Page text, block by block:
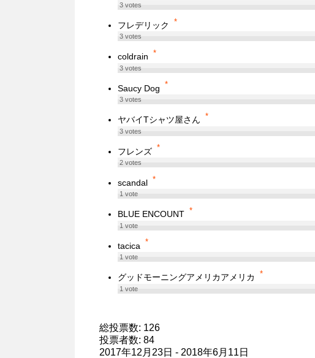
3votes
フレデリック *
3votes
coldrain *
3votes
Saucy Dog *
3votes
ヤバイTシャツ屋さん *
3votes
フレンズ *
2votes
scandal *
1vote
BLUE ENCOUNT *
1vote
tacica *
1vote
グッドモーニングアメリカアメリカ *
1vote
総投票数: 126
投票者数: 84
2017年12月23日 - 2018年6月11日